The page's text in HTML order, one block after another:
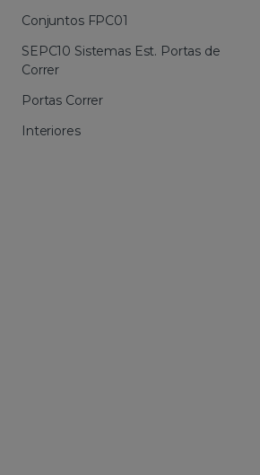
Conjuntos FPC01
SEPC10 Sistemas Est. Portas de
Correr
Portas Correr
Interiores